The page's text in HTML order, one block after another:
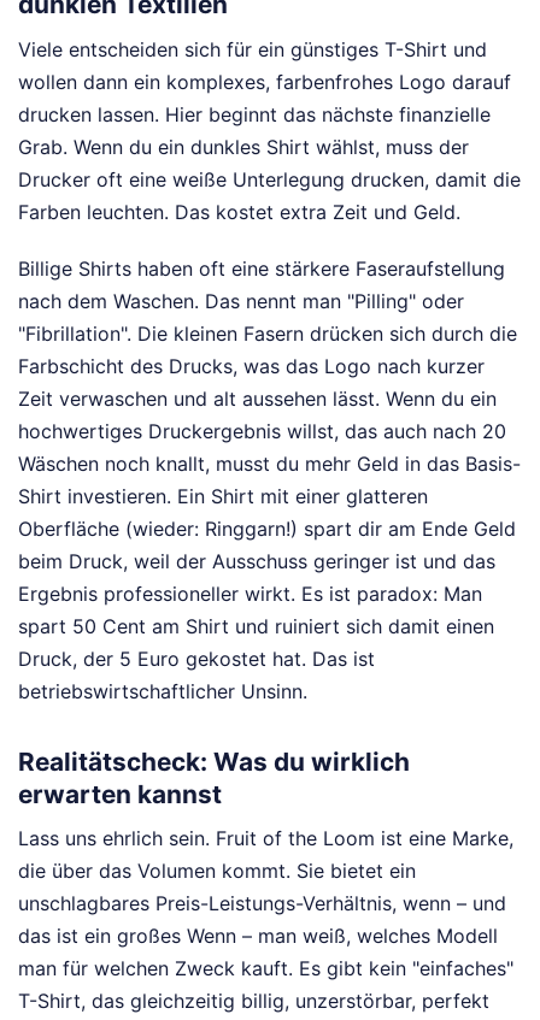
Viele entscheiden sich für ein günstiges T-Shirt und
wollen dann ein komplexes, farbenfrohes Logo darauf
drucken lassen. Hier beginnt das nächste finanzielle
Grab. Wenn du ein dunkles Shirt wählst, muss der
Drucker oft eine weiße Unterlegung drucken, damit die
Farben leuchten. Das kostet extra Zeit und Geld.
Billige Shirts haben oft eine stärkere Faseraufstellung
nach dem Waschen. Das nennt man "Pilling" oder
"Fibrillation". Die kleinen Fasern drücken sich durch die
Farbschicht des Drucks, was das Logo nach kurzer
Zeit verwaschen und alt aussehen lässt. Wenn du ein
hochwertiges Druckergebnis willst, das auch nach 20
Wäschen noch knallt, musst du mehr Geld in das Basis-
Shirt investieren. Ein Shirt mit einer glatteren
Oberfläche (wieder: Ringgarn!) spart dir am Ende Geld
beim Druck, weil der Ausschuss geringer ist und das
Ergebnis professioneller wirkt. Es ist paradox: Man
spart 50 Cent am Shirt und ruiniert sich damit einen
Druck, der 5 Euro gekostet hat. Das ist
betriebswirtschaftlicher Unsinn.
Realitätscheck: Was du wirklich
erwarten kannst
Lass uns ehrlich sein. Fruit of the Loom ist eine Marke,
die über das Volumen kommt. Sie bietet ein
unschlagbares Preis-Leistungs-Verhältnis, wenn – und
das ist ein großes Wenn – man weiß, welches Modell
man für welchen Zweck kauft. Es gibt kein "einfaches"
T-Shirt, das gleichzeitig billig, unzerstörbar, perfekt